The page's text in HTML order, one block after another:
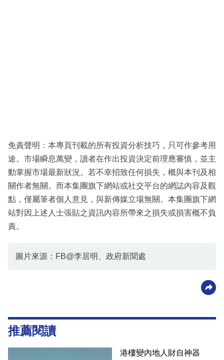
免責聲明：本專頁刊載的所有投資分析技巧，只可作參考用
途。市場瞬息萬變，讀者在作出投資決定前理應審慎，並主
動掌握市場最新狀況。若不幸招致任何損失，概與本刊及相
關作者無關。而本集團旗下網站或社交平台的網誌內容及觀
點，僅屬筆者個人意見，與新傳媒立場無關。本集團旗下網
站對因上述人士張貼之資訊內容所帶來之損失或損害概不負
責。
圖片來源：FB@李居明、政府新聞處
推薦閱讀
港樓變內地人財自神器